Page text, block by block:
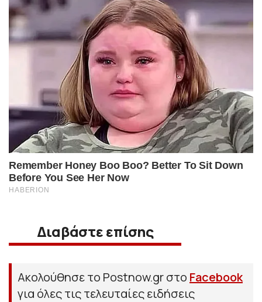
Διαβάστε επίσης
Ακολούθησε το Postnow.gr στο Facebook
για όλες τις τελευταίες ειδήσεις